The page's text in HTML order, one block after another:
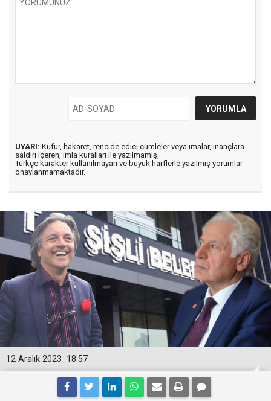
UYARI: Küfür, hakaret, rencide edici cümleler veya imalar, inançlara
saldırı içeren, imla kuralları ile yazılmamış,
Türkçe karakter kullanılmayan ve büyük harflerle yazılmış yorumlar
onaylanmamaktadır.
18:57
12 Aralık 2023